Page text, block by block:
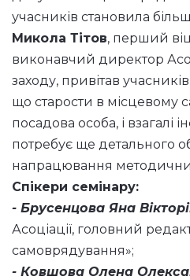
учасників становила
Микола Тітов, перший
виконавчий директор
заходу, привітав
що старости в місцевому
посадова особа, і взагалі
потребує ще детального
напрацювання
Спікери семінару:
- Брусенцова Яна
Асоціації, головний
самоврядування»;
- Ковшова Олена